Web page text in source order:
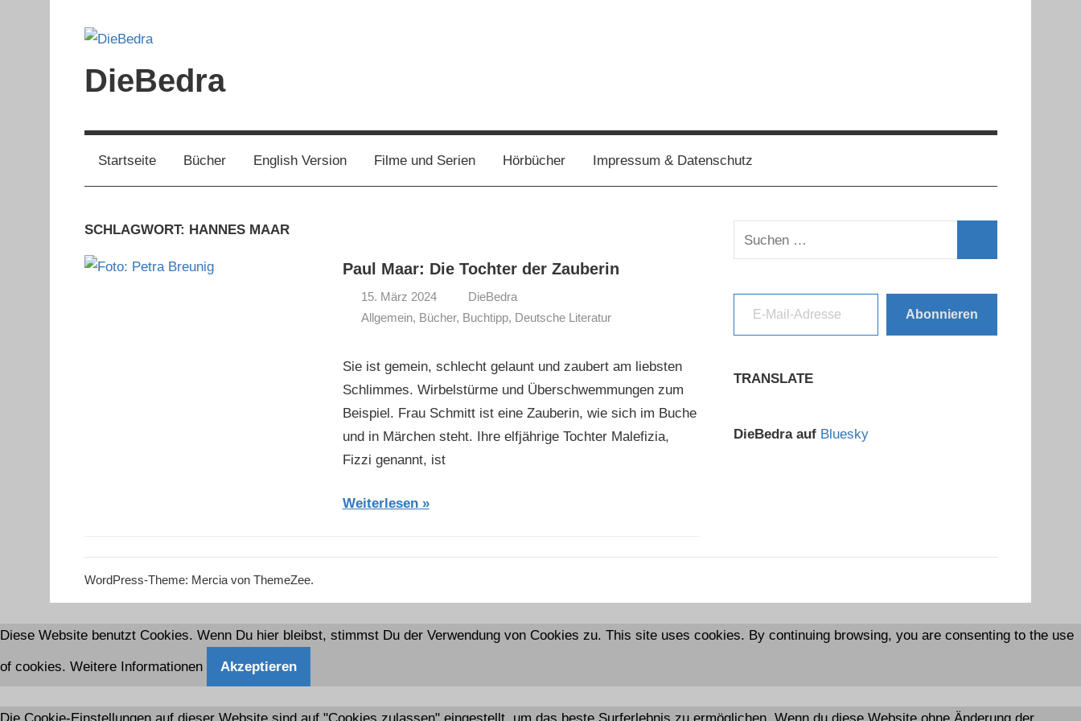
DieBedra
Startseite Bücher English Version Filme und Serien Hörbücher Impressum & Datenschutz
SCHLAGWORT: HANNES MAAR
Paul Maar: Die Tochter der Zauberin
15. März 2024
DieBedra
Allgemein, Bücher, Buchtipp, Deutsche Literatur
Sie ist gemein, schlecht gelaunt und zaubert am liebsten
Schlimmes. Wirbelstürme und Überschwemmungen zum
Beispiel. Frau Schmitt ist eine Zauberin, wie sich im Buche
und in Märchen steht. Ihre elfjährige Tochter Malefizia,
Fizzi genannt, ist
Weiterlesen
Suchen
nach:
E-Mail-Adresse
Abonnieren
TRANSLATE
DieBedra auf Bluesky
WordPress-Theme: Mercia von ThemeZee.
Diese Website benutzt Cookies. Wenn Du hier bleibst, stimmst Du der Verwendung von Cookies zu. This site uses cookies. By continuing browsing, you are consenting to the use
of cookies. Weitere Informationen Akzeptieren